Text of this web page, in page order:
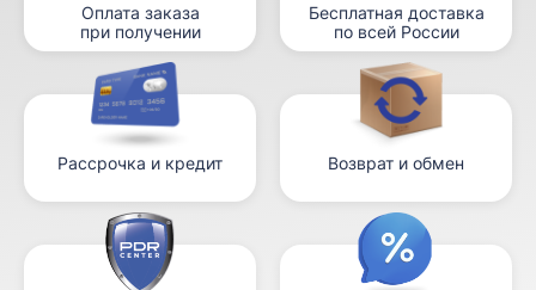
Оплата заказа
при получении
Бесплатная доставка
по всей России
Рассрочка и кредит Возврат и обмен